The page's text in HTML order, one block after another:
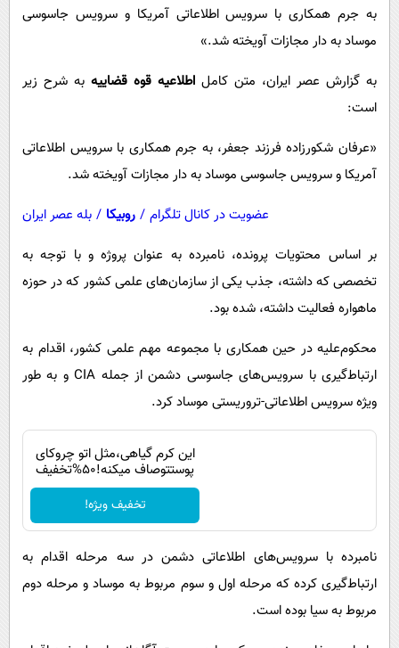
سرگرمی
فناوری
گوناگون
سلامت
فرهنگی
حیات وحش
پیامک
روانشناسی
به جرم همکاری با سرویس اطلاعاتی آمریکا و سرویس جاسوسی
موساد به دار مجازات آویخته شد.»
به گزارش عصر ایران، متن کامل اطلاعیه قوه قضاییه به شرح زیر
است:
«عرفان شکورزاده فرزند جعفر، به جرم همکاری با سرویس اطلاعاتی
آمریکا و سرویس جاسوسی موساد به دار مجازات آویخته شد.
عضویت در کانال تلگرام / روبیکا / بله عصر ایران
بر اساس محتویات پرونده، نامبرده به عنوان پروژه و با توجه به
تخصصی که داشته، جذب یکی از سازمان‌های علمی کشور که در حوزه
ماهواره فعالیت داشته، شده بود.
محکوم‌علیه در حین همکاری با مجموعه مهم علمی کشور، اقدام به
ارتباط‌گیری با سرویس‌های جاسوسی دشمن از جمله CIA و به طور
ویژه سرویس اطلاعاتی-تروریستی موساد کرد.
این کرم گیاهی،مثل اتو چروکای
پوستتوصاف میکنه!50%تخفیف
تخفیف ویژه!
نامبرده با سرویس‌های اطلاعاتی دشمن در سه مرحله اقدام به
ارتباط‌گیری کرده که مرحله اول و سوم مربوط به موساد و مرحله دوم
مربوط به سیا بوده است.